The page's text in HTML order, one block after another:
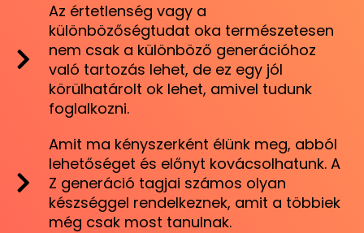
Az értetlenség vagy a
különbözőségtudat oka természetesen
nem csak a különböző generációhoz
való tartozás lehet, de ez egy jól
körülhatárolt ok lehet, amivel tudunk
foglalkozni.
Amit ma kényszerként élünk meg, abból
lehetőséget és előnyt kovácsolhatunk. A
Z generáció tagjai számos olyan
készséggel rendelkeznek, amit a többiek
még csak most tanulnak.